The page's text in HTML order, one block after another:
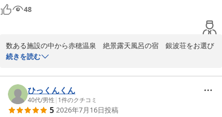
2026-07-30
48
数ある施設の中から赤穂温泉　絶景露天風呂の宿　銀波荘をお選び
いただき、誠にありがとうございます。
瀬戸内の海の幸を堪能していただけたようで、何より嬉しいお言葉
です。
お刺身や鮑の食感までお楽しみいただけたとのこと、調理場にとっ
ても励みになるお言葉をいただき感謝しております。
続きを読む
ひっくんくん
40代/男性 | 1件のクチコミ
5 2026年7月16日投稿